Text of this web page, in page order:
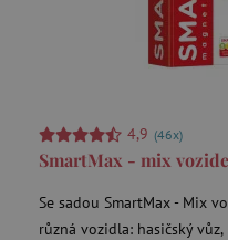
4,9 (46x)
SmartMax - mix
Se sadou SmartMax - Mix
různá vozidla: hasičský